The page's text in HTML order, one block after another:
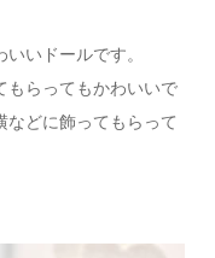
いドールです。
もらってもかわいいで
どに飾ってもらって